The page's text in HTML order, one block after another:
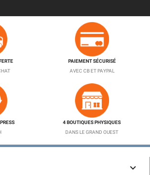
PAIEMENT SÉCURISÉ
AVEC CB ET PAYPAL
4 BOUTIQUES PHYSIQUES
DANS LE GRAND OUEST
